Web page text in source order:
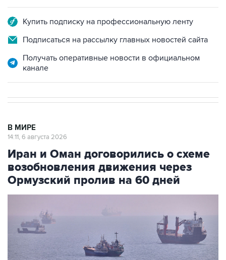
Купить подписку на профессиональную ленту
Подписаться на рассылку главных новостей сайта
Получать оперативные новости в официальном
канале
В МИРЕ
14:11, 6 августа 2026
Иран и Оман договорились о схеме
возобновления движения через
Ормузский пролив на 60 дней